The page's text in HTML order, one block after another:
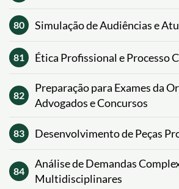
80 Simulação de Audiências e
81 Ética Profissional e Processo
82
Preparação para Exames da
Advogados e Concursos
83 Desenvolvimento de Peças
84
Análise de Demandas
Multidisciplinares